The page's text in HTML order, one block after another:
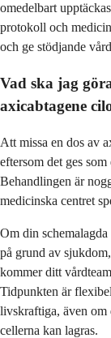
omedelbart
protokoll och
och ge stödjande
Vad ska jag
axicabtagene
Att missa en dos av
eftersom det ges
Behandlingen är
medicinska centret
Om din
på grund av
kommer ditt
Tidpunkten är
livskraftiga, även om
cellerna kan lagras.